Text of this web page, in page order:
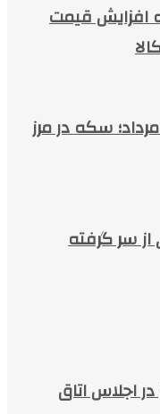
افزایش قیمت
سکه در مرز
از سر گرفته
اجلاس اتاق